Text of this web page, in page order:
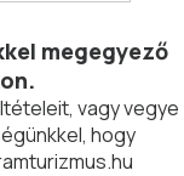
megegyező
vagy vegye
hogy